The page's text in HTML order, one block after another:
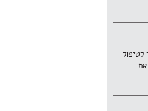
לטיפול
את